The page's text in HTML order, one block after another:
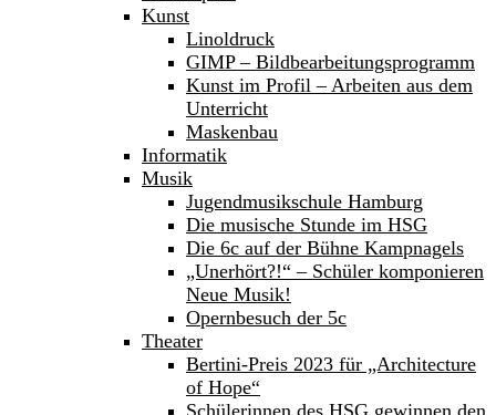
Kunst
Linoldruck
GIMP – Bildbearbeitungsprogramm
Kunst im Profil – Arbeiten aus dem
Unterricht
Maskenbau
Informatik
Musik
Jugendmusikschule Hamburg
Die musische Stunde im HSG
Die 6c auf der Bühne Kampnagels
„Unerhört?!“ – Schüler komponieren
Neue Musik!
Opernbesuch der 5c
Theater
Bertini-Preis 2023 für „Architecture
of Hope“